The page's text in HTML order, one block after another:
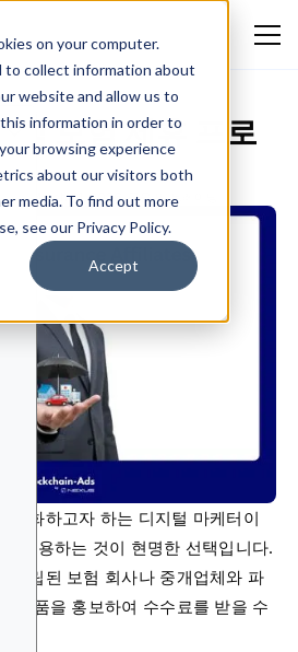
on your computer.
to collect information about
website and allow us to
information in order to
browsing experience
about our visitors both
media. To find out more
see our Privacy Policy.
Accept
익 보험 제휴 프로
March 31, 2026 금융 및 트레이딩
익화하고자 하는 디지털 마케터이
활용하는 것이 현명한 선택입니다.
확립된 보험 회사나 중개업체와 파
상품을 홍보하여 수수료를 받을 수